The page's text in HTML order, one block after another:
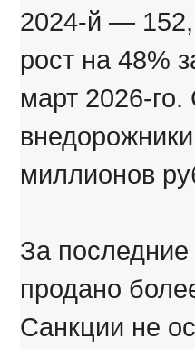
2024-й —
рост на 48%
март 2026-
миллионов
За последние
продано
Санкции не